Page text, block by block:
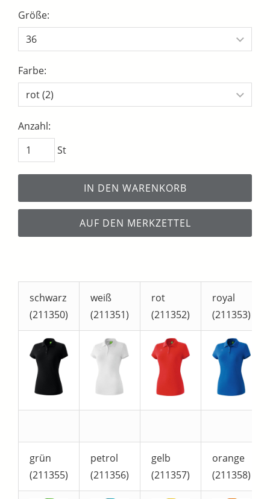
Größe:
Farbe:
Anzahl:
St
IN DEN WARENKORB
AUF DEN MERKZETTEL
schwarz
(211350)
weiß
(211351)
rot
(211352)
royal
(211353)
grün
(211355)
petrol
(211356)
gelb
(211357)
orange
(211358)